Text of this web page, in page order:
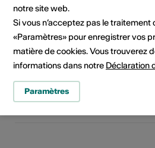
original
au
Type de
Publié
Edition /
notre site web.
Si vous n’acceptez pas le traitement
«Paramètres» pour enregistrer vos
matière de cookies. Vous trouverez
informations dans notre Déclaration
Paramètres